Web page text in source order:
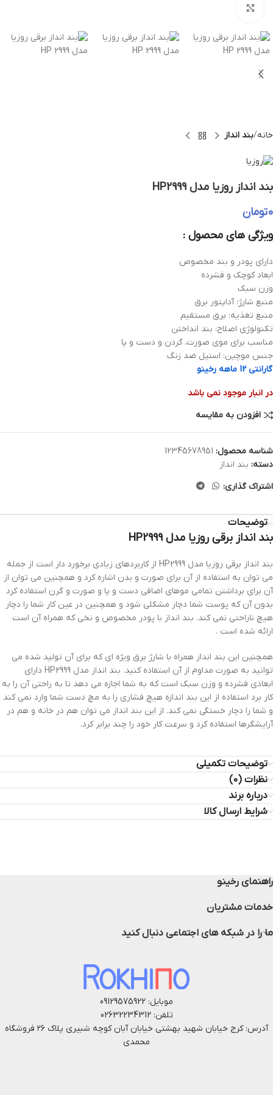
خانه بند انداز
بند انداز روزیا مدل HP2999
0تومان
ویژگی های محصول :
دارای پودر و بند مخصوص
ابعاد کوچک و فشرده
وزن سبک
منبع شارژ: آداپتور برق
منبع تغذیه: برق مستقیم
تکنولوژی اصلاح: بند انداختن
مناسب برای موی صورت، گردن و دست و پا
جنس موچین: استیل ضد زنگ
گارانتی 12 ماهه رخینو
در انبار موجود نمی باشد
افزودن به مقایسه
شناسه محصول: 12345678951
دسته: بند انداز
اشتراک گذاری:
توضیحات
بند انداز برقی روزیا مدل HP2999
بند انداز برقی روزیا مدل HP2999 از کاربردهای زیادی برخورد دار است از جمله
می توان به استفاده از آن برای صورت و بدن اشاره کرد و همچنین می توان از
آن برای برداشتن تمامی موهای اضافی دست و پا و صورت و گرن استفاده کرد
بدون آن که پوست شما دچار مشکلی شود و همچنین در عین کار شما را دچار
هیچ ناراحتی نمی کند. بند انداز با پودر مخصوص و نخی که همراه آن است
ارائه شده است .
همچنین این بند انداز همراه با شارژ برق ویژه ای که برای آن تولید شده می
توانید به صورت مداوم از آن استفاده کنید. بند انداز مدل HP2999 دارای
ابعادی فشرده و وزن سبک است که به شما اجازه می دهد تا به راحتی آن را به
کار برد استفاده از این بند اندازه هیچ فشاری را به مچ دست شما وارد نمی کند
و شما را دچار خستگی نمی کند. از این بند انداز می توان هم در خانه و هم در
آرایشگرها استفاده کرد و سرعت کار خود را چند برابر کرد.
توضیحات تکمیلی
نظرات (0)
درباره برند
شرایط ارسال کالا
راهنمای رخینو
خدمات مشتریان
ما را در شبکه های اجتماعی دنبال کنید
موبایل: 09129575922
تلفن: 02632234312
آدرس: کرج خیابان شهید بهشتی خیابان آبان کوچه شبیری پلاک ۲۶ فروشگاه
محمدی